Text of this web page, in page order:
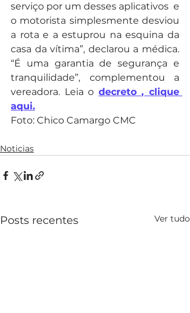
serviço por um desses aplicativos  e
o motorista simplesmente desviou
a rota e a estuprou na esquina da
casa da vítima”, declarou a médica.
“É uma garantia de segurança e
tranquilidade”, complementou a
vereadora. Leia o decreto , clique
aqui.
Foto: Chico Camargo CMC
Noticias
Posts recentes Ver tudo